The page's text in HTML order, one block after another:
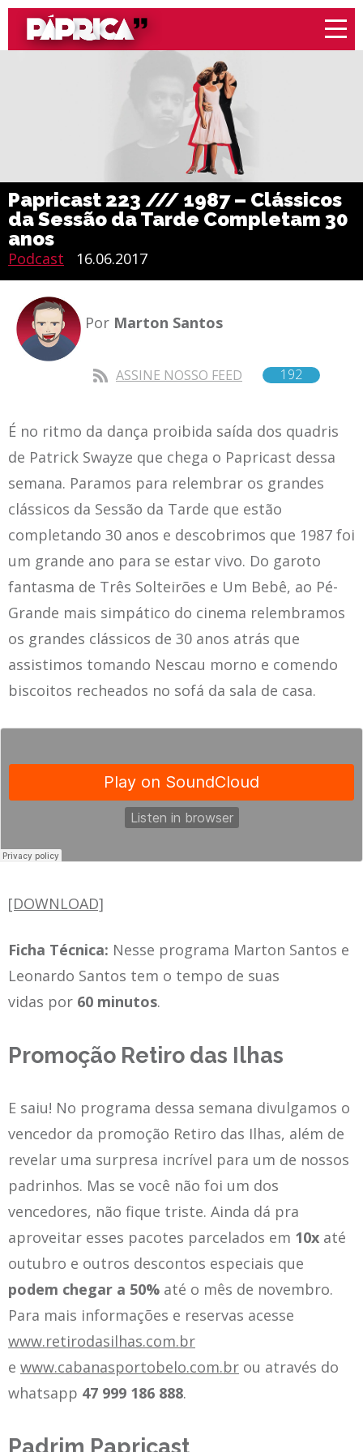
Papricast 223 /// 1987 – Clássicos
da Sessão da Tarde Completam 30
anos
Podcast 16.06.2017
Por Marton Santos
ASSINE NOSSO FEED 192
É no ritmo da dança proibida saída dos quadris
de Patrick Swayze que chega o Papricast dessa
semana. Paramos para relembrar os grandes
clássicos da Sessão da Tarde que estão
completando 30 anos e descobrimos que 1987 foi
um grande ano para se estar vivo. Do garoto
fantasma de Três Solteirões e Um Bebê, ao Pé-
Grande mais simpático do cinema relembramos
os grandes clássicos de 30 anos atrás que
assistimos tomando Nescau morno e comendo
biscoitos recheados no sofá da sala de casa.
[DOWNLOAD]
Ficha Técnica: Nesse programa Marton Santos e
Leonardo Santos tem o tempo de suas
vidas por 60 minutos.
Promoção Retiro das Ilhas
E saiu! No programa dessa semana divulgamos o
vencedor da promoção Retiro das Ilhas, além de
revelar uma surpresa incrível para um de nossos
padrinhos. Mas se você não foi um dos
vencedores, não fique triste. Ainda dá pra
aproveitar esses pacotes parcelados em 10x até
outubro e outros descontos especiais que
podem chegar a 50% até o mês de novembro.
Para mais informações e reservas acesse
www.retirodasilhas.com.br
e www.cabanasportobelo.com.br ou através do
whatsapp 47 999 186 888.
Padrim Papricast